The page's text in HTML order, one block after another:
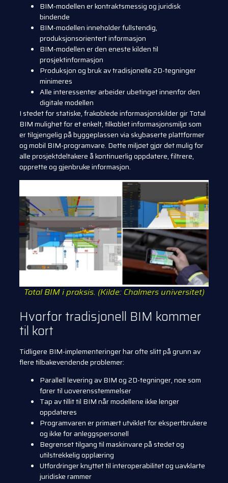
BIM-modellen er kontraktsmessig og juridisk
bindende
BIM-modellen inneholder fullstendig,
produksjonsorientert informasjon
BIM-modellen er den eneste kilden til
prosjektinformasjon
Produksjon og bruk av tradisjonelle 2D-tegninger
minimeres
Alle interessenter arbeider ubetinget innenfor den
digitale modellen
I stedet for statiske, frakoblede informasjonskilder gir Total
BIM mulighet for et enkelt, tilkoblet informasjonsmiljø som
er tilgjengelig på byggeplassen via skybaserte plattformer
og mobil BIM-programvare. Dette miljøet gjør det mulig for
alle prosjektdeltakere å kontinuerlig oppdatere, filtrere,
opprette og gjenbruke informasjon.
Total BIM i praksis. (Kilde: Chalmers universitet)
Hvorfor tradisjonell BIM kommer
til kort
Tidligere BIM-implementeringer har ofte slitt på grunn av
flere tilbakevendende problemer:
Parallell levering av BIM og 2D-tegninger, noe som
fører til uoverensstemmelser
Tap av tillit til BIM når modellene ikke lenger
oppdateres
Programvaren er primært utviklet for ekspertbrukere
og ikke for anleggspersonell
Begrenset tilgang til maskinvare på stedet og
utilstrekkelig opplæring
Utfordringer knyttet til interoperabilitet og uavklarte
juridiske rammer